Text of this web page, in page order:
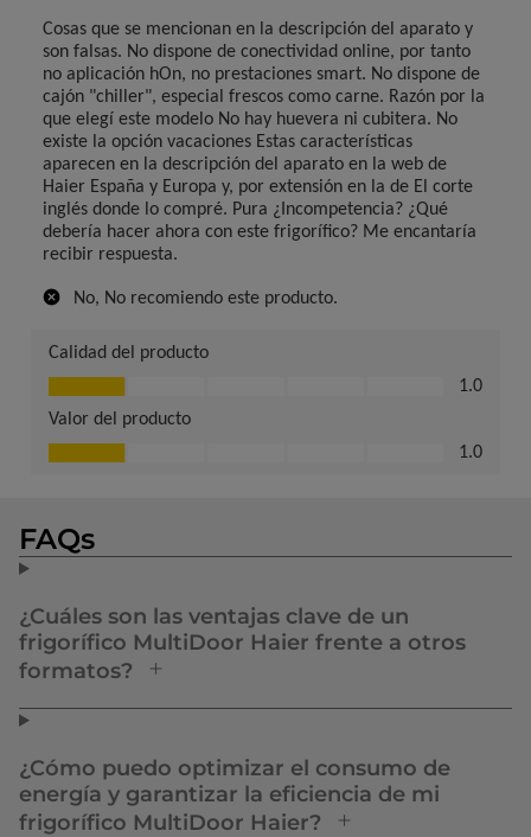
FAQs
¿Cuáles son las ventajas clave de un
frigorífico MultiDoor Haier frente a otros
formatos?
¿Cómo puedo optimizar el consumo de
energía y garantizar la eficiencia de mi
frigorífico MultiDoor Haier?